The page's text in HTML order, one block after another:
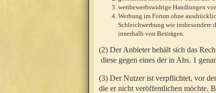
wettbewerbswidrige Handlungen
Werbung im Forum ohne
Schleichwerbung wie insbesondere
innerhalb von Beiträgen.
(2) Der Anbieter behält sich das
diese gegen eines der in Abs. 1
(3) Der Nutzer ist verpflichtet, vor
die er nicht veröffentlichen möchte.